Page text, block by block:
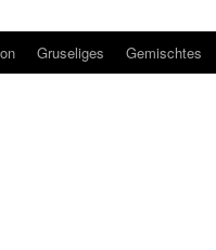
Gruseliges Gemischtes